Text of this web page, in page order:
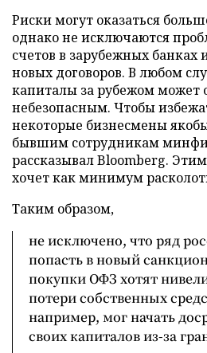
Риски могут оказаться
однако не исключаются
счетов в зарубежных
новых договоров. В любом
капиталы за рубежом может
небезопасным. Чтобы
некоторые бизнесмены
бывшим сотрудникам
рассказывал Bloomberg.
хочет как минимум
Таким образом,
не исключено, что ряд
попасть в новый
покупки ОФЗ хотят
потери собственных
например, мог начать
своих капиталов из-за